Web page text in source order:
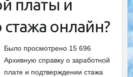
платы и
стажа онлайн?
Было просмотрено 15 696
Архивную справку о заработной
плате и подтверждении стажа